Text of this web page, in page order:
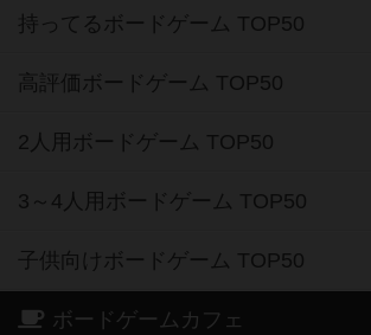
持ってるボードゲーム TOP50
高評価ボードゲーム TOP50
2人用ボードゲーム TOP50
3～4人用ボードゲーム TOP50
子供向けボードゲーム TOP50
ボードゲームカフェ